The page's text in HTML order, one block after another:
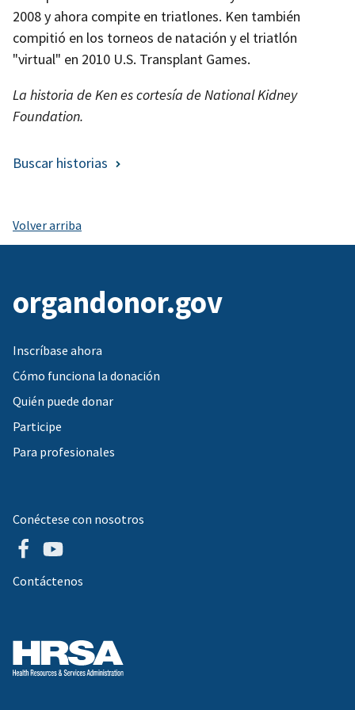
2008 y ahora compite en triatlones. Ken también
compitió en los torneos de natación y el triatlón
"virtual" en 2010 U.S. Transplant Games.
La historia de Ken es cortesía de National Kidney
Foundation.
Buscar historias
Volver arriba
organdonor.gov
Inscríbase ahora
Cómo funciona la donación
Quién puede donar
Participe
Para profesionales
Conéctese con nosotros
Contáctenos